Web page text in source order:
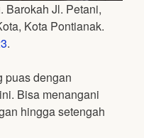
Barokah Jl. Petani,
Kota Pontianak.
.
puas dengan
Bisa menangani
hingga setengah